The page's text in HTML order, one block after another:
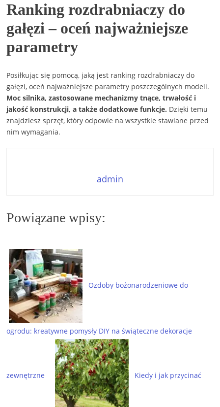
Ranking rozdrabniaczy do
gałęzi – oceń najważniejsze
parametry
Posiłkując się pomocą, jaką jest ranking rozdrabniaczy do
gałęzi, oceń najważniejsze parametry poszczególnych modeli.
Moc silnika, zastosowane mechanizmy tnące, trwałość i
jakość konstrukcji, a także dodatkowe funkcje. Dzięki temu
znajdziesz sprzęt, który odpowie na wszystkie stawiane przed
nim wymagania.
admin
Powiązane wpisy:
Ozdoby bożonarodzeniowe do
ogrodu: kreatywne pomysły DIY na świąteczne dekoracje
zewnętrzne Kiedy i jak przycinać